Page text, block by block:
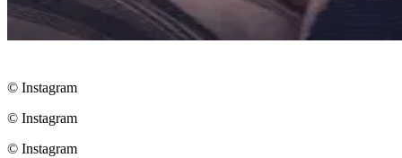
© Instagram
© Instagram
© Instagram